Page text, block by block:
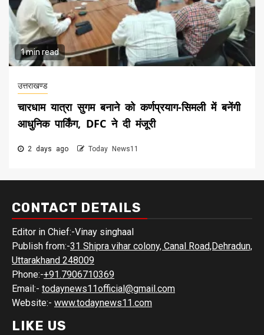
1 min read
उत्तराखण्ड
चारधाम यात्रा सुगम बनाने को कर्णप्रयाग-सिमली में बनेंगी
आधुनिक पार्किंग, DFC ने दी मंजूरी
2 days ago Today News11
CONTACT DETAILS
Editor in Chief:-Vinay singhaal
Publish from:-31 Shipra vihar colony, Canal Road,Dehradun,
Uttarakhand 248009
Phone:-+91.7906710369
Email:- todaynews11official@gmail.com
Website:- www.todaynews11.com
LIKE US